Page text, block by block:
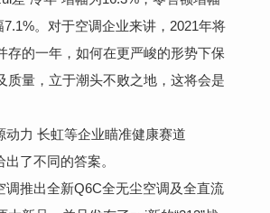
7.1%。对于空调企业来讲，2021年将
存的一年，如何在更严峻的形势下保
质量，立于潮头不败之地，这将会是
动力 长虹等企业瞄准健康赛道
了不同的答案。
调推出全新Q6C全无尘空调及全直流